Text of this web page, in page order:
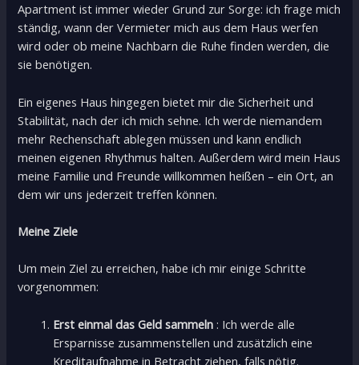
Apartment ist immer wieder Grund zur Sorge: ich frage mich
ständig, wann der Vermieter mich aus dem Haus werfen
wird oder ob meine Nachbarn die Ruhe finden werden, die
sie benötigen.
Ein eigenes Haus hingegen bietet mir die Sicherheit und
Stabilität, nach der ich mich sehne. Ich werde niemandem
mehr Rechenschaft ablegen müssen und kann endlich
meinen eigenen Rhythmus halten. Außerdem wird mein Haus
meine Familie und Freunde willkommen heißen – ein Ort, an
dem wir uns jederzeit treffen können.
Meine Ziele
Um mein Ziel zu erreichen, habe ich mir einige Schritte
vorgenommen:
Erst einmal das Geld sammeln: Ich werde alle
Ersparnisse zusammenstellen und zusätzlich eine
Kreditaufnahme in Betracht ziehen, falls nötig.